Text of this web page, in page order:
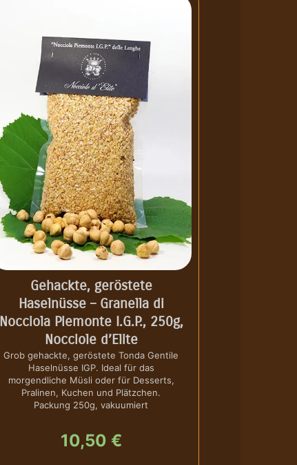
Gehackte, geröstete
Haselnüsse – Granella di
Nocciola Piemonte I.G.P., 250g,
Nocciole d’Elite
Grob gehackte, geröstete Tonda Gentile
Haselnüsse IGP. Ideal für das
morgendliche Müsli oder für Desserts,
Pralinen, Kuchen und Plätzchen.
Packung 250g, vakuumiert
10,50 €